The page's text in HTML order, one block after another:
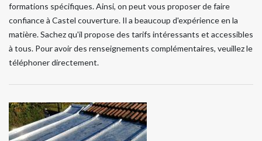
formations spécifiques. Ainsi, on peut vous proposer de faire
confiance à Castel couverture. Il a beaucoup d'expérience en la
matière. Sachez qu'il propose des tarifs intéressants et accessibles
à tous. Pour avoir des renseignements complémentaires, veuillez le
téléphoner directement.